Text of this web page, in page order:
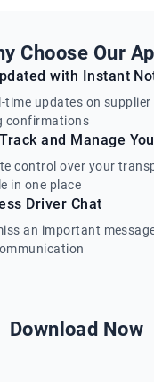
Choose Our
with Instant
time updates on supplier
confirmations
and Manage
control over your
in one place
Driver Chat
an important
Download Now